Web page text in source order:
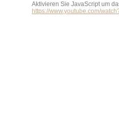
Aktivieren Sie JavaScript um
https://www.youtube.com/